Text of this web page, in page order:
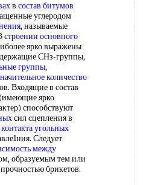
в состав битумов
углеродом
, называемые
строении основного
ярко выражены
СНз-группы,
группы,
количество
Входящие в состав
ярко
способствуют
сил сцепления в
угольных
Следует
между
образуемым тем или
брикетов.